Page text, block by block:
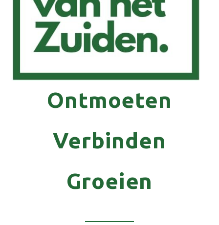
Ontmoeten
Verbinden
Groeien